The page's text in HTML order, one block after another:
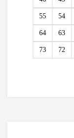
54
55
63
64
72
73